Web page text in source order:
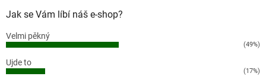
Jak se Vám líbí náš e-shop?
Velmi pěkný
(49%)
Ujde to
(17%)